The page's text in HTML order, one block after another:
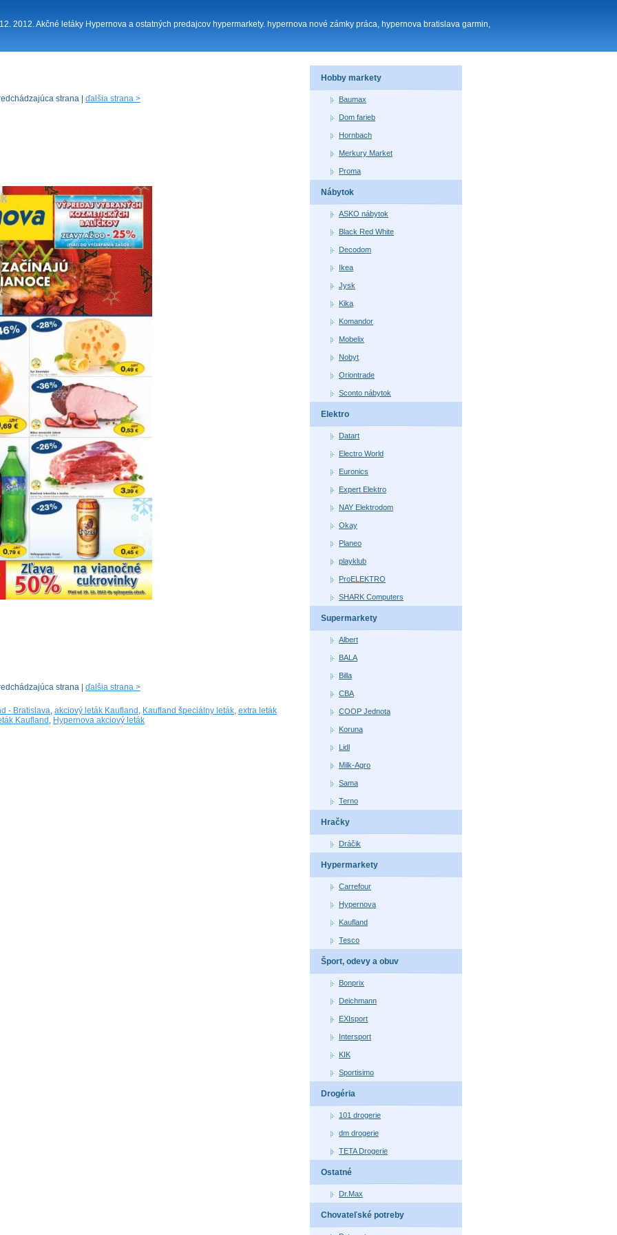
2012. Akčné letáky Hypernova a ostatných predajcov hypermarkety. hypernova nové zámky práca, hypernova bratislava garmin,
strana | ďalšia strana >
strana | ďalšia strana >
- Bratislava, akciový leták Kaufland , Kaufland špeciálny leták, extra leták
Kaufland , Hypernova akciový leták
Hobby markety
Baumax
Dom farieb
Hornbach
Merkury Market
Proma
Nábytok
ASKO nábytok
Black Red White
Decodom
Ikea
Jysk
Kika
Komandor
Mobelix
Nobyt
Oriontrade
Sconto nábytok
Elektro
Datart
Electro World
Euronics
Expert Elektro
NAY Elektrodom
Okay
Planeo
playklub
ProELEKTRO
SHARK Computers
Supermarkety
Albert
BALA
Billa
CBA
COOP Jednota
Koruna
Lidl
Milk-Agro
Sama
Terno
Hračky
Dráčik
Hypermarkety
Carrefour
Hypernova
Kaufland
Tesco
Šport, odevy a obuv
Bonprix
Deichmann
EXIsport
Intersport
KIK
Sportisimo
Drogéria
101 drogerie
dm drogerie
TETA Drogerie
Ostatné
Dr.Max
Chovateľské potreby